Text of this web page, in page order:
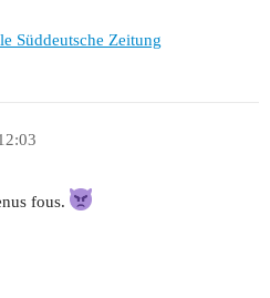
Süddeutsche Zeitung
fous.